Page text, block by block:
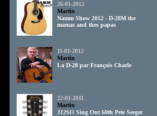
26-01-2012
Martin
Namm Show 2012 - D-28M the
mamas and thes papas
11-01-2012
Martin
La D-28 par François Charle
22-01-2011
Martin
J12SO Sing Out 60th Pete Seeger